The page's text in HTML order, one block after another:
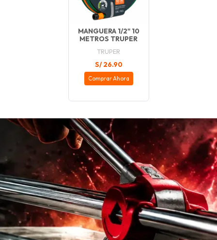
MANGUERA 1/2" 10
METROS TRUPER
TRUPER
S/ 26.90
Comprar Ahora